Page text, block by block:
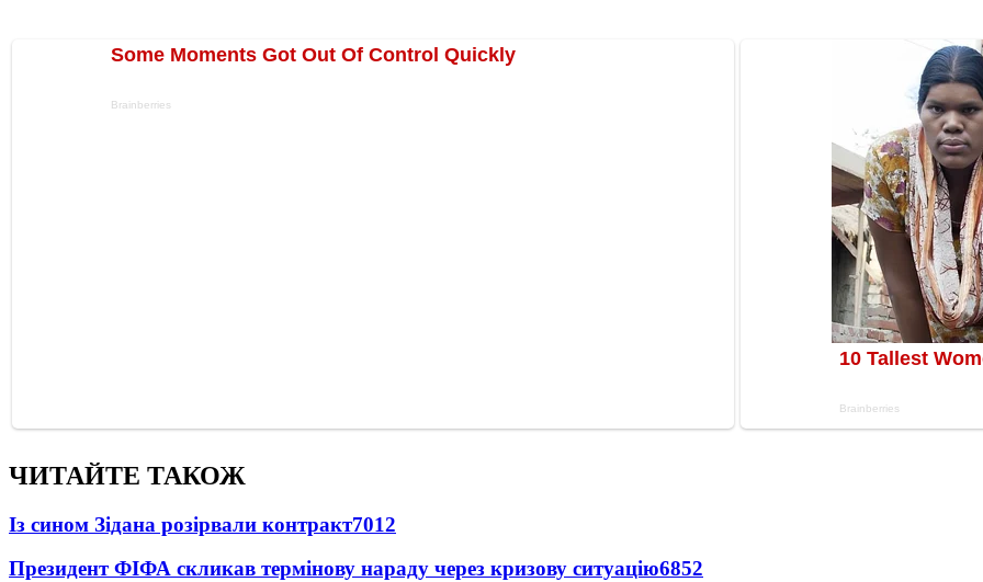
ЧИТАЙТЕ ТАКОЖ
Із сином Зідана розірвали контракт7012
Президент ФІФА скликав термінову нараду через кризову ситуацію6852